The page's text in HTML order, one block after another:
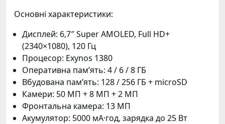
Основні характеристики:
Дисплей: 6,7″ Super AMOLED, Full HD+
(2340×1080), 120 Гц
Процесор: Exynos 1380
Оперативна пам’ять: 4 / 6 / 8 ГБ
Вбудована пам’ять: 128 / 256 ГБ + microSD
Камери: 50 МП + 8 МП + 2 МП
Фронтальна камера: 13 МП
Акумулятор: 5000 мА·год, зарядка до 25 Вт